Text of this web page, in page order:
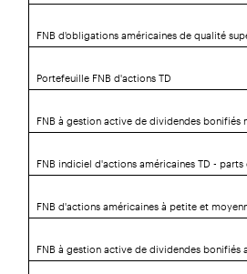
FNB d'obligations américaines de qualité
Portefeuille FNB d'actions TD
FNB à gestion active de dividendes bonifiés
FNB indiciel d'actions américaines TD - parts
FNB d'actions américaines à petite et
FNB à gestion active de dividendes bonifiés